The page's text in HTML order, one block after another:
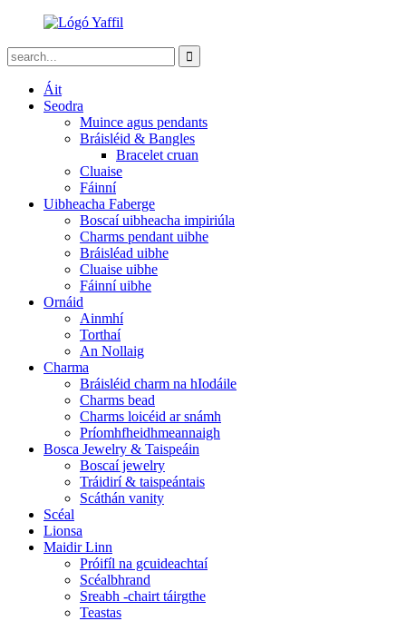
Áit
Seodra
Muince agus pendants
Bráisléid & Bangles
Bracelet cruan
Cluaise
Fáinní
Uibheacha Faberge
Boscaí uibheacha impiriúla
Charms pendant uibhe
Bráisléad uibhe
Cluaise uibhe
Fáinní uibhe
Ornáid
Ainmhí
Torthaí
An Nollaig
Charma
Bráisléid charm na hIodáile
Charms bead
Charms loicéid ar snámh
Príomhfheidhmeannaigh
Bosca Jewelry & Taispeáin
Boscaí jewelry
Tráidirí & taispeántais
Scáthán vanity
Scéal
Lionsa
Maidir Linn
Próifíl na gcuideachtaí
Scéalbhrand
Sreabh -chairt táirgthe
Teastas